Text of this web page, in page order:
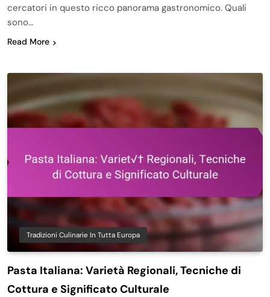
cercatori in questo ricco panorama gastronomico. Quali
sono…
Read More
Tradizioni Culinarie In Tutta Europa
Pasta Italiana: Varietà Regionali, Tecniche di
Cottura e Significato Culturale